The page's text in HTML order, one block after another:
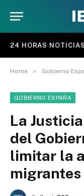
24 HORAS NOTICIAS
Home » Gobierno
GOBIERNO ESPAÑA
La
del
limitar la
migrantes